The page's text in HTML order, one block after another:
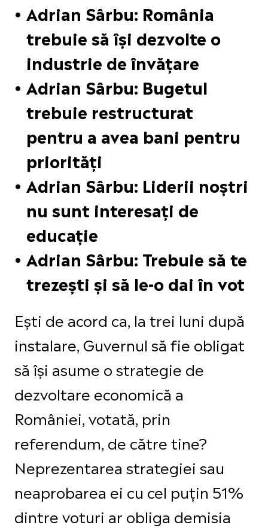
Adrian Sârbu: România
trebuie să își dezvolte o
industrie de învățare
Adrian Sârbu: Bugetul
trebuie restructurat
pentru a avea bani pentru
priorități
Adrian Sârbu: Liderii noștri
nu sunt interesați de
educație
Adrian Sârbu: Trebuie să te
trezești și să le-o dai în vot
Ești de acord ca, la trei luni după
instalare, Guvernul să fie obligat
să își asume o strategie de
dezvoltare economică a
României, votată, prin
referendum, de către tine?
Neprezentarea strategiei sau
neaprobarea ei cu cel puțin 51%
dintre voturi ar obliga demisia